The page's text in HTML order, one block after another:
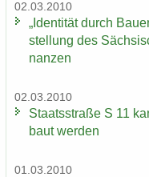
02.03.2010
„Iden­ti­tät durch
stel­lung des
nan­zen
02.03.2010
Staats­stra­ße S 11
baut wer­den
01.03.2010